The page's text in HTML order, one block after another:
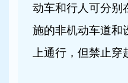
动车和行人可分别
施的非机动车道和
上通行，但禁止穿